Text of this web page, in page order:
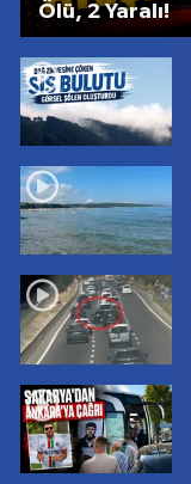
Ölü, 2 Yaralı!